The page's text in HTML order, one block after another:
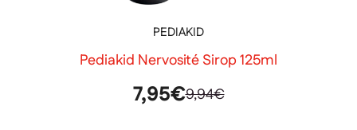
PEDIAKID
Pediakid Nervosité Sirop 125ml
7,95€9,94€